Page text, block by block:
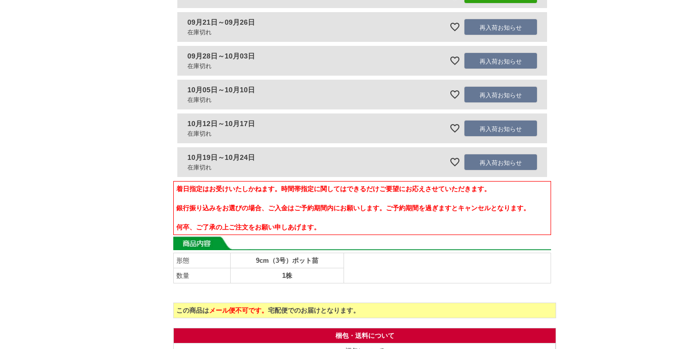
09月21日～09月26日
在庫切れ
再入荷お知らせ
09月28日～10月03日
在庫切れ
再入荷お知らせ
10月05日～10月10日
在庫切れ
再入荷お知らせ
10月12日～10月17日
在庫切れ
再入荷お知らせ
10月19日～10月24日
在庫切れ
再入荷お知らせ
着日指定はお受けいたしかねます。時間帯指定に関してはできるだけご要望にお応えさせていただきます。
銀行振り込みをお選びの場合、ご入金はご予約期間内にお願いします。ご予約期間を過ぎますとキャンセルとなります。
何卒、ご了承の上ご注文をお願い申しあげます。
形態
9cm（3号）ポット苗
数量
1株
この商品は メール便不可です。 宅配便でのお届けとなります。
梱包・送料について